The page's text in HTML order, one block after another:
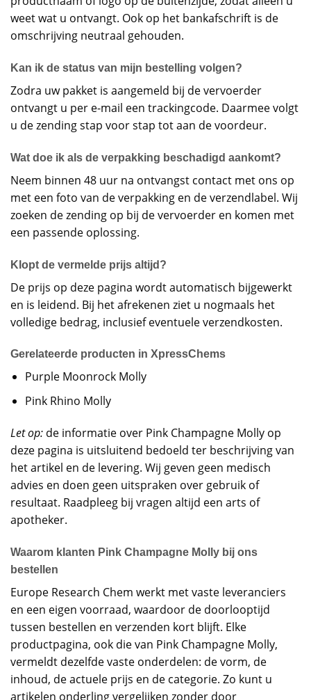
weet wat u ontvangt. Ook op het bankafschrift is de
omschrijving neutraal gehouden.
Kan ik de status van mijn bestelling volgen?
Zodra uw pakket is aangemeld bij de vervoerder
ontvangt u per e-mail een trackingcode. Daarmee volgt
u de zending stap voor stap tot aan de voordeur.
Wat doe ik als de verpakking beschadigd aankomt?
Neem binnen 48 uur na ontvangst contact met ons op
met een foto van de verpakking en de verzendlabel. Wij
zoeken de zending op bij de vervoerder en komen met
een passende oplossing.
Klopt de vermelde prijs altijd?
De prijs op deze pagina wordt automatisch bijgewerkt
en is leidend. Bij het afrekenen ziet u nogmaals het
volledige bedrag, inclusief eventuele verzendkosten.
Gerelateerde producten in XpressChems
Purple Moonrock Molly
Pink Rhino Molly
Let op: de informatie over Pink Champagne Molly op
deze pagina is uitsluitend bedoeld ter beschrijving van
het artikel en de levering. Wij geven geen medisch
advies en doen geen uitspraken over gebruik of
resultaat. Raadpleeg bij vragen altijd een arts of
apotheker.
Waarom klanten Pink Champagne Molly bij ons
bestellen
Europe Research Chem werkt met vaste leveranciers
en een eigen voorraad, waardoor de doorlooptijd
tussen bestellen en verzenden kort blijft. Elke
productpagina, ook die van Pink Champagne Molly,
vermeldt dezelfde vaste onderdelen: de vorm, de
inhoud, de actuele prijs en de categorie. Zo kunt u
artikelen onderling vergelijken zonder door